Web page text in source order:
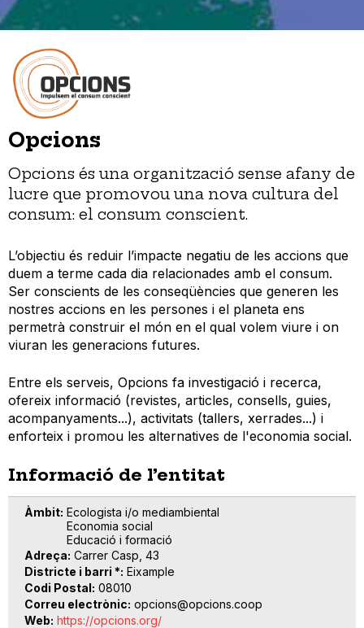
Opcions
Opcions és una organització sense afany de
lucre que promovou una nova cultura del
consum: el consum conscient.
L’objectiu és reduir l’impacte negatiu de les accions que
duem a terme cada dia relacionades amb el consum.
Ser conscients de les conseqüències que generen les
nostres accions en les persones i el planeta ens
permetrà construir el món en el qual volem viure i on
viuran les generacions futures.
Entre els serveis, Opcions fa investigació i recerca,
ofereix informació (revistes, articles, consells, guies,
acompanyaments...), activitats (tallers, xerrades...) i
enforteix i promou les alternatives de l'economia social.
Informació de l’entitat
Àmbit Ecologista i/o mediambiental
Economia social
Educació i formació
Adreça Carrer Casp, 43
Districte i barri * Eixample
Codi Postal 08010
Correu electrònic opcions@opcions.coop
Web https://opcions.org/